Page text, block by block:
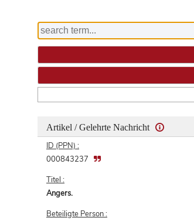
Artikel / Gelehrte Nachricht
ID (PPN) :
000843237
Titel :
Angers.
Beteiligte Person :